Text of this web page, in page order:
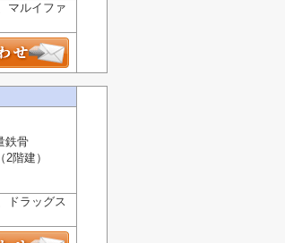
マルイファ
鉄骨
2階建）
ドラッグス